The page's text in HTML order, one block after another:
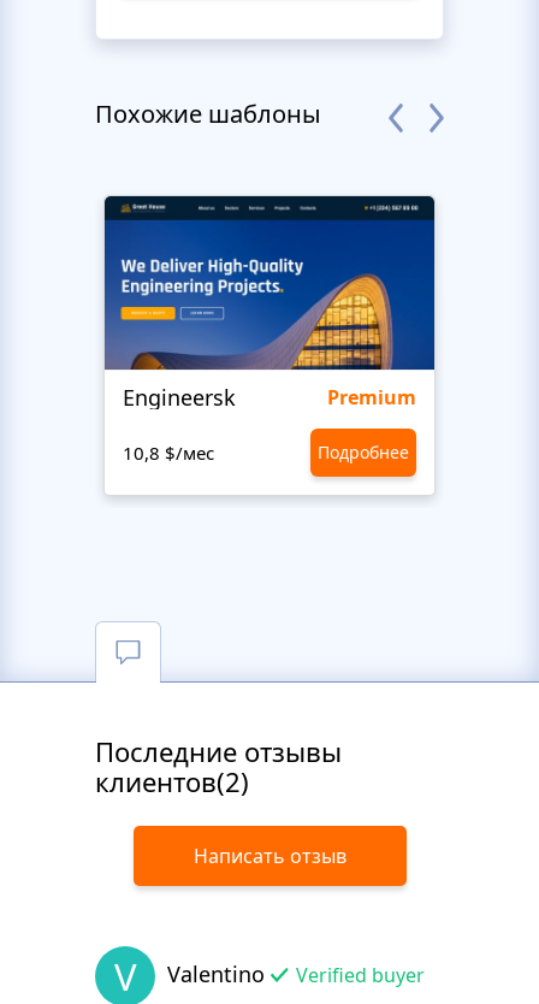
Похожие шаблоны
Engineersk Premium
10,8 $/мес Подробнее
Последние отзывы
клиентов(2)
Написать отзыв
V Valentino Verified buyer